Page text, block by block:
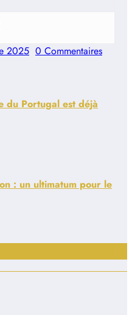
2025 0 Commentaires
du Portugal est déjà
: un ultimatum pour le